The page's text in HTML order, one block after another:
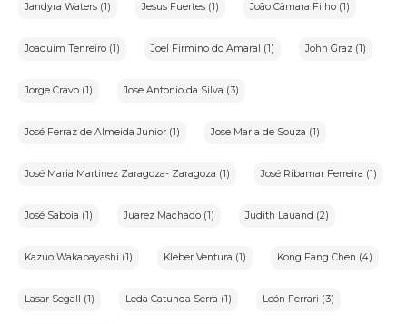
Jandyra Waters (1) Jesus Fuertes (1) João Câmara Filho (1)
Joaquim Tenreiro (1) Joel Firmino do Amaral (1) John Graz (1)
Jorge Cravo (1) Jose Antonio da Silva (3)
José Ferraz de Almeida Junior (1) Jose Maria de Souza (1)
José Maria Martinez Zaragoza- Zaragoza (1) José Ribamar Ferreira (1)
José Saboia (1) Juarez Machado (1) Judith Lauand (2)
Kazuo Wakabayashi (1) Kleber Ventura (1) Kong Fang Chen (4)
Lasar Segall (1) Leda Catunda Serra (1) León Ferrari (3)